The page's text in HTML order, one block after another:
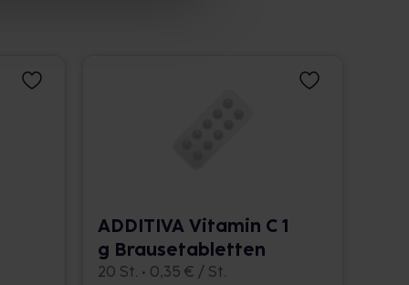
ADDITIVA Vitamin C 1
g Brausetabletten
20 St. • 0,35 € / St.